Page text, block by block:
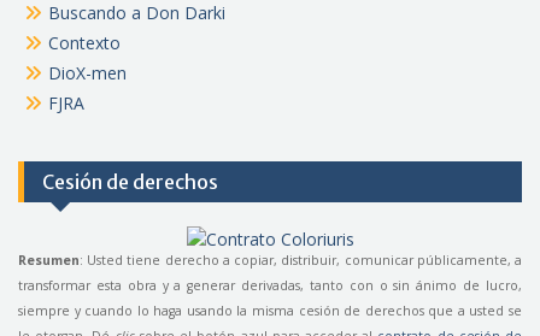
Buscando a Don Darki
Contexto
DioX-men
FJRA
Cesión de derechos
Resumen: Usted tiene derecho a copiar, distribuir, comunicar públicamente, a
transformar esta obra y a generar derivadas, tanto con o sin ánimo de lucro,
siempre y cuando lo haga usando la misma cesión de derechos que a usted se